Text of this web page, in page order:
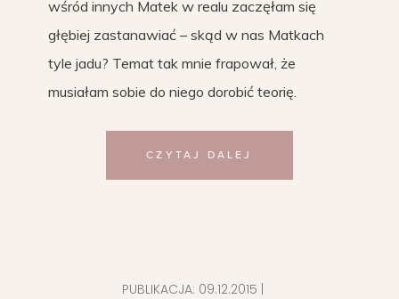
wśród innych Matek w realu zaczęłam się
głębiej zastanawiać – skąd w nas Matkach
tyle jadu? Temat tak mnie frapował, że
musiałam sobie do niego dorobić teorię.
CZYTAJ DALEJ
PUBLIKACJA: 09.12.2015 |